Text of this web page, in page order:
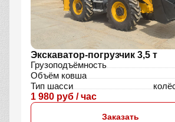
Экскаватор-погрузчик 3,5 т
Грузоподъёмность
Объём ковша
Тип шасси
1 980 руб / час
Заказать